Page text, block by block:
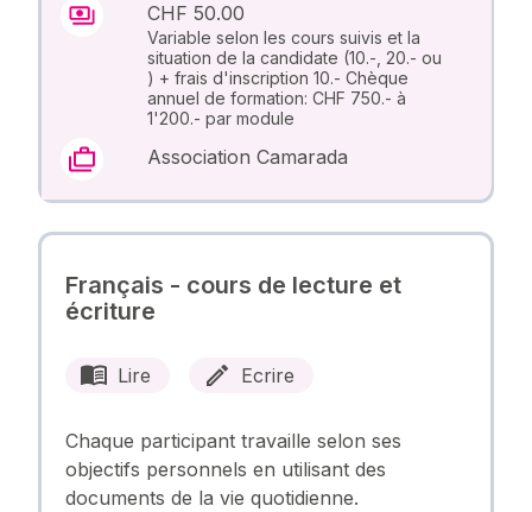
CHF 50.00
Variable selon les cours suivis et la
situation de la candidate (10.-, 20.- ou
) + frais d'inscription 10.- Chèque
annuel de formation: CHF 750.- à
1'200.- par module
Association Camarada
Français - cours de lecture et
écriture
Lire Ecrire
Chaque participant travaille selon ses
objectifs personnels en utilisant des
documents de la vie quotidienne.